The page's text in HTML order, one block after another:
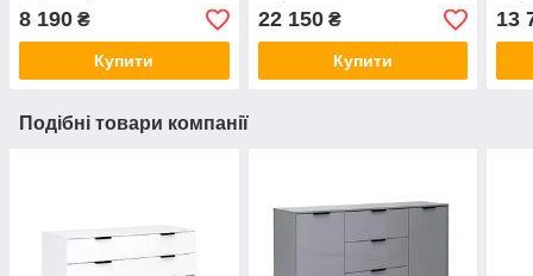
8 190 ₴
Купити
22 150₴
Купити
13
Подібні товари компанії